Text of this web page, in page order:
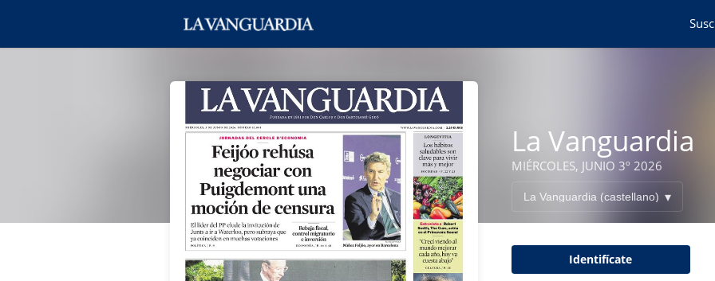
La Vanguardia
MIÉRCOLES, JUNIO 3º 2026
Identifícate